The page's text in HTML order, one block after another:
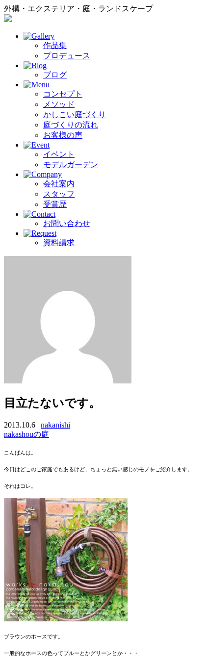
外構・エクステリア・庭・ランドスケープ
作品集
プロデュース
ブログ
コンセプト
メソッド
かしこい庭づくり
庭づくりの流れ
お客様の声
イベント
モデルガーデン
会社案内
スタッフ
受賞歴
お問い合わせ
資料請求
目立たないです。
2013.10.6 | nakanishi
nakashouの庭
こんばんは。
今日はどこのご家庭でもあるけど、ちょっと無い感じのモノをご紹介します。
それはコレ。
ブラウンのホースです。
一般的なホースの色ってブルーとかグリーンとか・・・